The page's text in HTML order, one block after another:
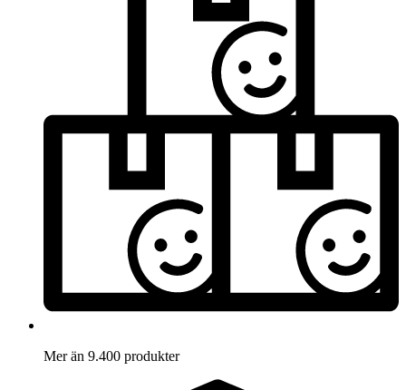
Mer än 9.400 produkter